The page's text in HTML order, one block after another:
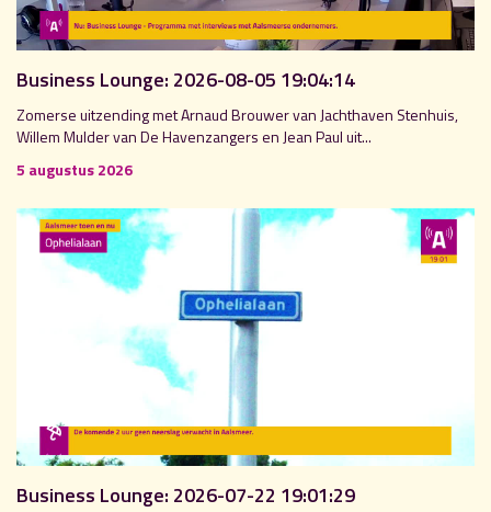
Business Lounge: 2026-08-05 19:04:14
Zomerse uitzending met Arnaud Brouwer van Jachthaven Stenhuis,
Willem Mulder van De Havenzangers en Jean Paul uit...
5 augustus 2026
Business Lounge: 2026-07-22 19:01:29